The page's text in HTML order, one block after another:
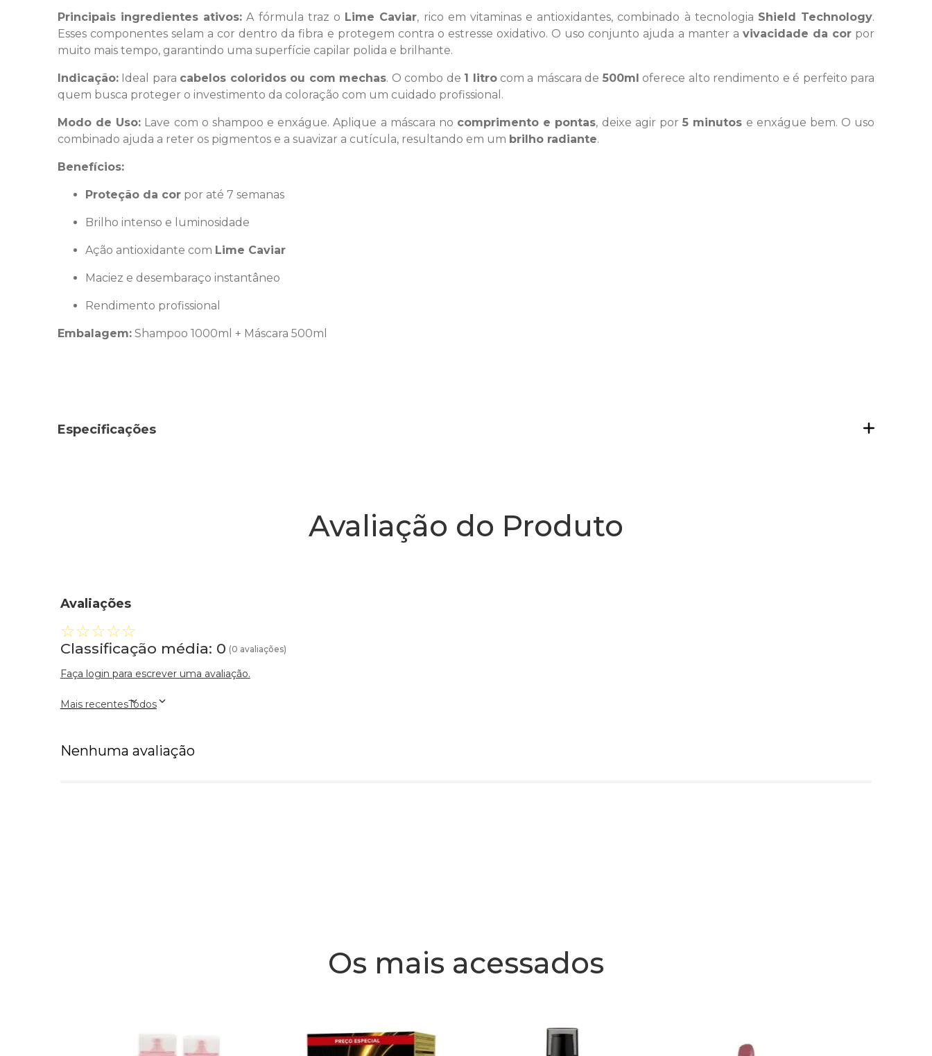
Principais ingredientes ativos: A fórmula traz o Lime Caviar, rico em vitaminas e antioxidantes, combinado à tecnologia Shield Technology.
Esses componentes selam a cor dentro da fibra e protegem contra o estresse oxidativo. O uso conjunto ajuda a manter a vivacidade da cor por
muito mais tempo, garantindo uma superfície capilar polida e brilhante.
Indicação:Ideal para cabelos coloridos ou com mechas. O combo de 1 litrocom a máscara de 500ml oferece alto rendimento e é perfeito para
quem busca proteger o investimento da coloração com um cuidado profissional.
Modo de Uso: Lave com o shampoo e enxágue. Aplique a máscara no comprimento e pontas, deixe agir por5 minutos e enxágue bem. O uso
combinado ajuda a reter os pigmentos e a suavizar a cutícula, resultando em um brilho radiante.
Benefícios:
Proteção da corpor até 7 semanas
Brilho intenso e luminosidade
Ação antioxidante com Lime Caviar
Maciez e desembaraço instantâneo
Rendimento profissional
Embalagem:Shampoo 1000ml + Máscara 500ml
Especificações
Avaliação do Produto
Avaliações
☆☆☆☆☆
Classificação média: 0 (0 avaliações)
Faça login para escrever uma avaliação.
Mais recentesTodos
Nenhuma avaliação
Os mais acessados